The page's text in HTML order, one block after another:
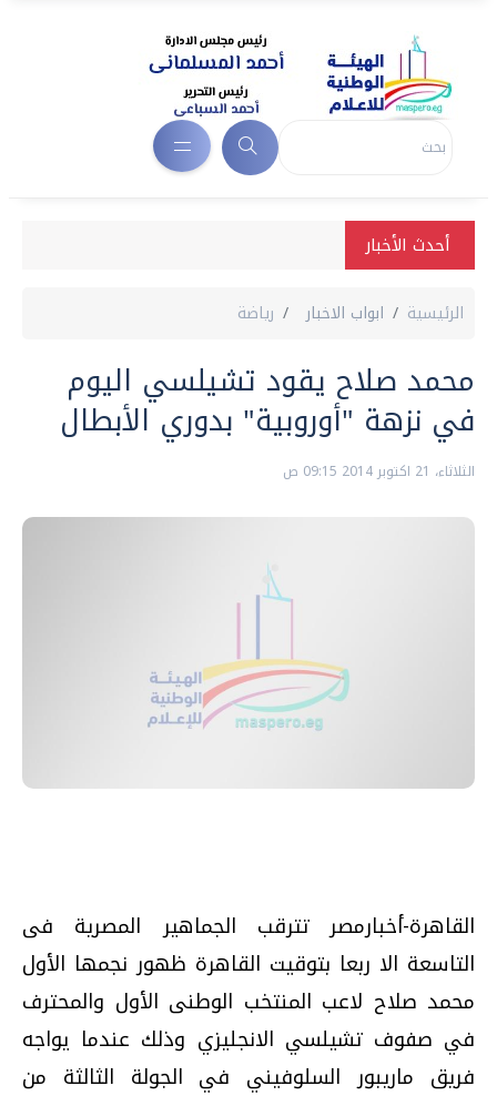
أحدث الأخبار
الرئيسية ابواب الاخبار رياضة
محمد صلاح يقود تشيلسي اليوم
في نزهة "أوروبية" بدوري الأبطال
الثلاثاء، 21 اكتوبر 2014 09:15 ص
القاهرة-أخبارمصر تترقب الجماهير المصرية فى
التاسعة الا ربعا بتوقيت القاهرة ظهور نجمها الأول
محمد صلاح لاعب المنتخب الوطنى الأول والمحترف
في صفوف تشيلسي الانجليزي وذلك عندما يواجه
فريق ماريبور السلوفيني في الجولة الثالثة من